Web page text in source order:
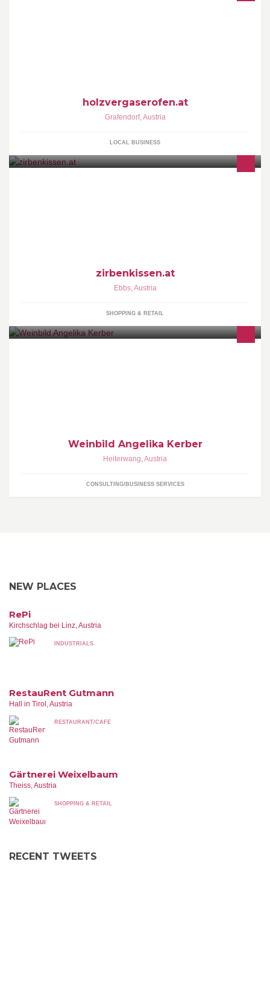
holzvergaserofen.at
Grafendorf,Austria
LOCAL BUSINESS
zirbenkissen.at
Ebbs,Austria
SHOPPING & RETAIL
Weinbild Angelika Kerber
Heiterwang,Austria
CONSULTING/BUSINESS SERVICES
NEW PLACES
RePi
Kirchschlag bei Linz, Austria
INDUSTRIALS
RestauRent Gutmann
Hall in Tirol, Austria
RESTAURANT/CAFE
Gärtnerei Weixelbaum
Theiss, Austria
SHOPPING & RETAIL
RECENT TWEETS